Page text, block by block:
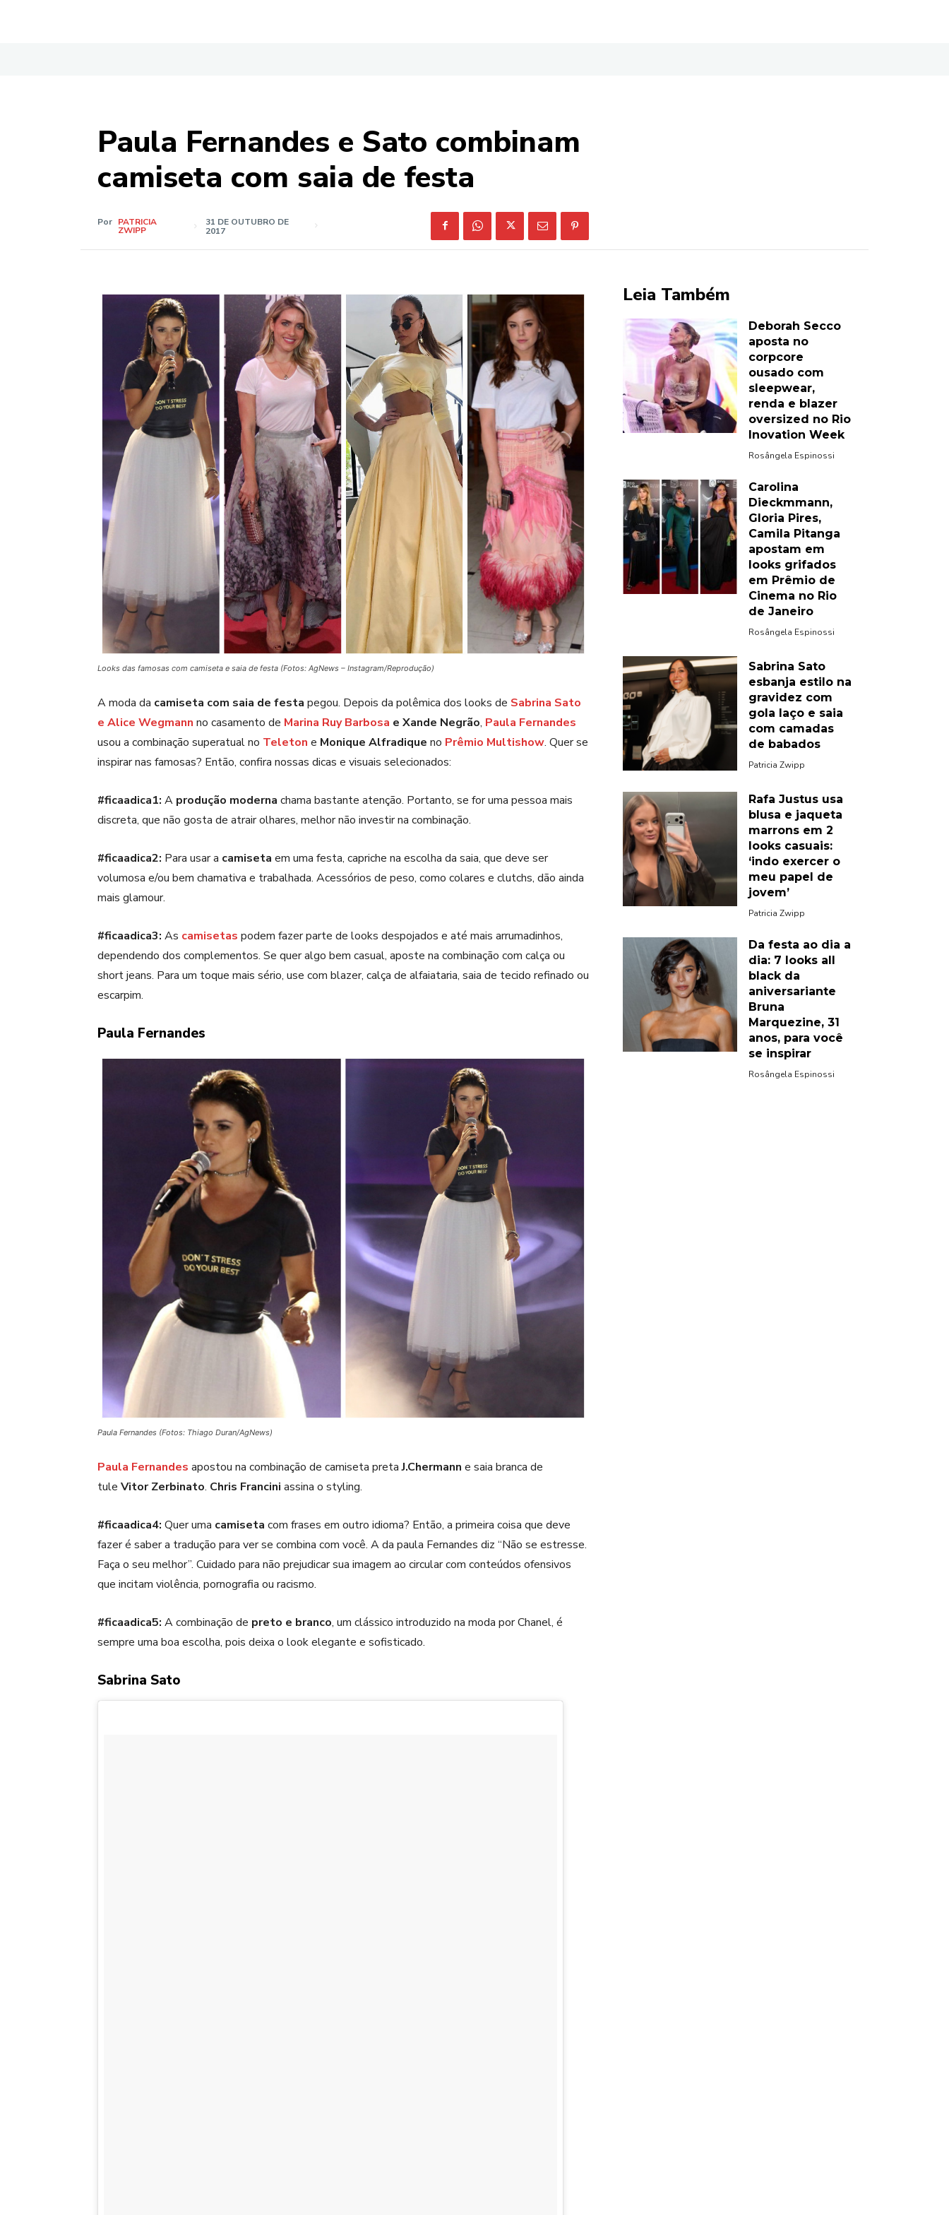
Paula Fernandes e Sato combinam
camiseta com saia de festa
Por PATRICIA
ZWIPP
31 DE OUTUBRO DE
2017
Looks das famosas com camiseta e saia de festa (Fotos: AgNews – Instagram/Reprodução)
A moda da camiseta com saia de festa pegou. Depois da polêmica dos looks de Sabrina Sato
e Alice Wegmann no casamento de Marina Ruy Barbosa e Xande Negrão, Paula Fernandes
usou a combinação superatual no Teleton e Monique Alfradique no Prêmio Multishow. Quer se
inspirar nas famosas? Então, confira nossas dicas e visuais selecionados:
#ficaadica1: A produção moderna chama bastante atenção. Portanto, se for uma pessoa mais
discreta, que não gosta de atrair olhares, melhor não investir na combinação.
#ficaadica2: Para usar a camiseta em uma festa, capriche na escolha da saia, que deve ser
volumosa e/ou bem chamativa e trabalhada. Acessórios de peso, como colares e clutchs, dão ainda
mais glamour.
#ficaadica3: As camisetas podem fazer parte de looks despojados e até mais arrumadinhos,
dependendo dos complementos. Se quer algo bem casual, aposte na combinação com calça ou
short jeans. Para um toque mais sério, use com blazer, calça de alfaiataria, saia de tecido refinado ou
escarpim.
Paula Fernandes
Paula Fernandes (Fotos: Thiago Duran/AgNews)
Paula Fernandes apostou na combinação de camiseta pretaJ.Chermann e saia branca de
tule Vitor Zerbinato. Chris Francini assina o styling.
#ficaadica4: Quer uma camiseta com frases em outro idioma? Então, a primeira coisa que deve
fazer é saber a tradução para ver se combina com você. A da paula Fernandes diz “Não se estresse.
Faça o seu melhor”. Cuidado para não prejudicar sua imagem ao circular com conteúdos ofensivos
que incitam violência, pornografia ou racismo.
#ficaadica5: A combinação de preto e branco, um clássico introduzido na moda por Chanel, é
sempre uma boa escolha, pois deixa o look elegante e sofisticado.
Sabrina Sato
Leia Também
Deborah Secco
aposta no
corpcore
ousado com
sleepwear,
renda e blazer
oversized no Rio
Inovation Week
Rosângela Espinossi
Carolina
Dieckmmann,
Gloria Pires,
Camila Pitanga
apostam em
looks grifados
em Prêmio de
Cinema no Rio
de Janeiro
Rosângela Espinossi
Sabrina Sato
esbanja estilo na
gravidez com
gola laço e saia
com camadas
de babados
Patricia Zwipp
Rafa Justus usa
blusa e jaqueta
marrons em 2
looks casuais:
‘indo exercer o
meu papel de
jovem’
Patricia Zwipp
Da festa ao dia a
dia: 7 looks all
black da
aniversariante
Bruna
Marquezine, 31
anos, para você
se inspirar
Rosângela Espinossi